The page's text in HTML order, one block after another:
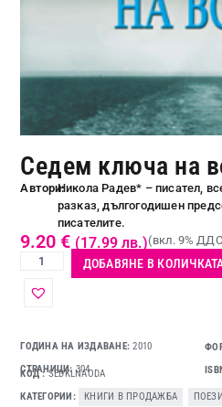
Седем ключа на
Автори:Никола Радев* – писател,
разказ, дългогодишен
писателите.
9.20€ (17.99 лв.)(вкл. 9%
ДОБАВЯНЕ В
ГОДИНА НА ИЗДАВАНЕ:2010
СТРАНИЦИ:304
КОД SEDKLNAODA
КАТЕГОРИИ
КНИГИ В ПРОДАЖБА